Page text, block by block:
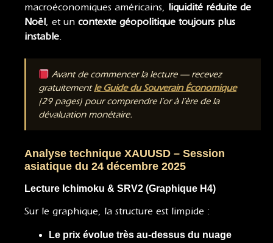
macroéconomiques américains, liquidité réduite de
Noël, et un contexte géopolitique toujours plus
instable.
Avant de commencer la lecture — recevez
gratuitementle Guide du Souverain Économique
(29 pages) pour comprendre l’or à l’ère de la
dévaluation monétaire.
Analyse technique XAUUSD – Session
asiatique du 24 décembre 2025
Lecture Ichimoku & SRV2 (Graphique H4)
Sur le graphique, la structure est limpide :
Le prix évolue très au-dessus du nuage